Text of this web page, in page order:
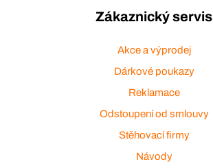
Zákaznický servis
Akce a výprodej
Dárkové poukazy
Reklamace
Odstoupení od smlouvy
Stěhovací firmy
Návody